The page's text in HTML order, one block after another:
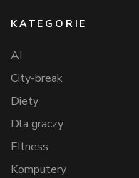
KATEGORIE
AI
City-break
Diety
Dla graczy
FItness
Komputery